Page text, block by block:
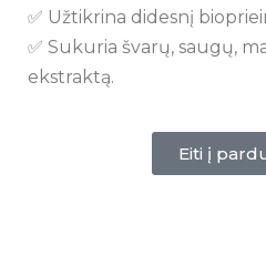
✅ Užtikrina didesnį
✅ Sukuria švarų, saugų,
ekstraktą.
Eiti į